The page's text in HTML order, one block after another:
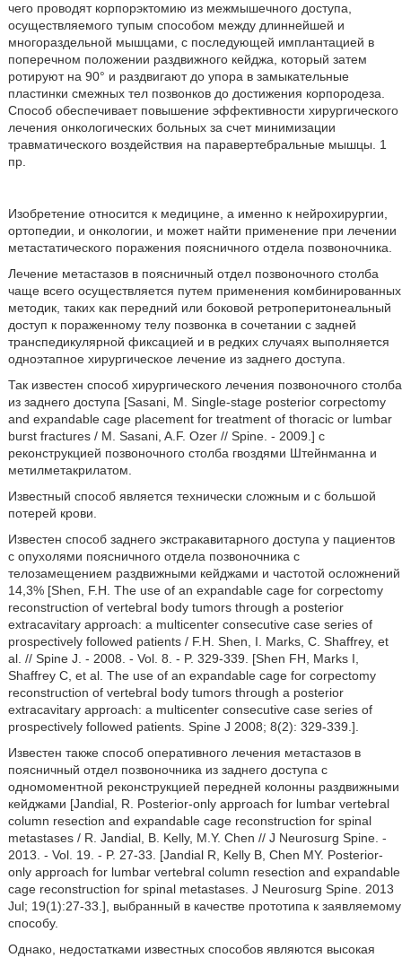
чего проводят корпорэктомию из межмышечного доступа,
осуществляемого тупым способом между длиннейшей и
многораздельной мышцами, с последующей имплантацией в
поперечном положении раздвижного кейджа, который затем
ротируют на 90° и раздвигают до упора в замыкательные
пластинки смежных тел позвонков до достижения корпородеза.
Способ обеспечивает повышение эффективности хирургического
лечения онкологических больных за счет минимизации
травматического воздействия на паравертебральные мышцы. 1
пр.
Изобретение относится к медицине, а именно к нейрохирургии,
ортопедии, и онкологии, и может найти применение при лечении
метастатического поражения поясничного отдела позвоночника.
Лечение метастазов в поясничный отдел позвоночного столба
чаще всего осуществляется путем применения комбинированных
методик, таких как передний или боковой ретроперитонеальный
доступ к пораженному телу позвонка в сочетании с задней
транспедикулярной фиксацией и в редких случаях выполняется
одноэтапное хирургическое лечение из заднего доступа.
Так известен способ хирургического лечения позвоночного столба
из заднего доступа [Sasani, М. Single-stage posterior corpectomy
and expandable cage placement for treatment of thoracic or lumbar
burst fractures / M. Sasani, A.F. Ozer // Spine. - 2009.] с
реконструкцией позвоночного столба гвоздями Штейнманна и
метилметакрилатом.
Известный способ является технически сложным и с большой
потерей крови.
Известен способ заднего экстракавитарного доступа у пациентов
с опухолями поясничного отдела позвоночника с
телозамещением раздвижными кейджами и частотой осложнений
14,3% [Shen, F.H. The use of an expandable cage for corpectomy
reconstruction of vertebral body tumors through a posterior
extracavitary approach: a multicenter consecutive case series of
prospectively followed patients / F.H. Shen, I. Marks, C. Shaffrey, et
al. // Spine J. - 2008. - Vol. 8. - P. 329-339. [Shen FH, Marks I,
Shaffrey C, et al. The use of an expandable cage for corpectomy
reconstruction of vertebral body tumors through a posterior
extracavitary approach: a multicenter consecutive case series of
prospectively followed patients. Spine J 2008; 8(2): 329-339.].
Известен также способ оперативного лечения метастазов в
поясничный отдел позвоночника из заднего доступа с
одномоментной реконструкцией передней колонны раздвижными
кейджами [Jandial, R. Posterior-only approach for lumbar vertebral
column resection and expandable cage reconstruction for spinal
metastases / R. Jandial, B. Kelly, M.Y. Chen // J Neurosurg Spine. -
2013. - Vol. 19. - P. 27-33. [Jandial R, Kelly B, Chen MY. Posterior-
only approach for lumbar vertebral column resection and expandable
cage reconstruction for spinal metastases. J Neurosurg Spine. 2013
Jul; 19(1):27-33.], выбранный в качестве прототипа к заявляемому
способу.
Однако, недостатками известных способов являются высокая